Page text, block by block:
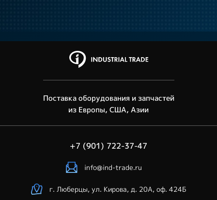
Поставка оборудования и запчастей
из Европы, США, Азии
+7 (901) 722-37-47
info@ind-trade.ru
г. Люберцы, ул. Кирова, д. 20А, оф. 424Б